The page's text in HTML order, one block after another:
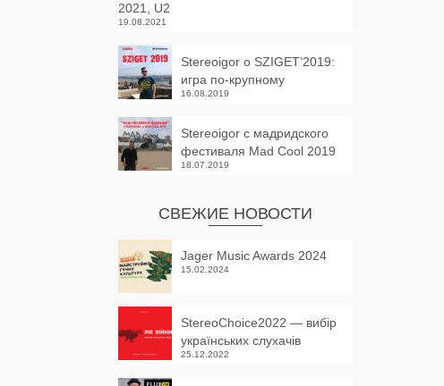
2021, U2
19.08.2021
Stereoigor о SZIGET’2019:
игра по-крупному
16.08.2019
Stereoigor с мадридского
фестиваля Mad Cool 2019
18.07.2019
СВЕЖИЕ НОВОСТИ
Jager Music Awards 2024
15.02.2024
StereoChoice2022 — вибір
українських слухачів
25.12.2022